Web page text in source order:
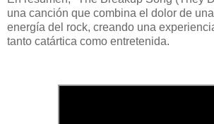
una canción que combina el dolor de
energía del rock, creando una
tanto catártica como entretenida.